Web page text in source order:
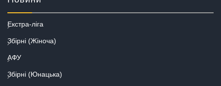
Екстра-ліга
Збірні (Жіноча)
АФУ
Збірні (Юнацька)